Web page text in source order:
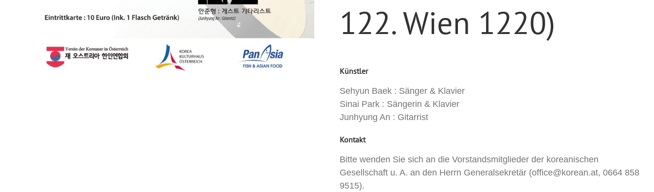
122. Wien 1220)
Künstler
Sehyun Baek : Sänger & Klavier
Sinai Park : Sängerin & Klavier
Junhyung An : Gitarrist
Kontakt
Bitte wenden Sie sich an die Vorstandsmitglieder der koreanischen
Gesellschaft u. A. an den Herrn Generalsekretär (office@korean.at, 0664 858
9515).